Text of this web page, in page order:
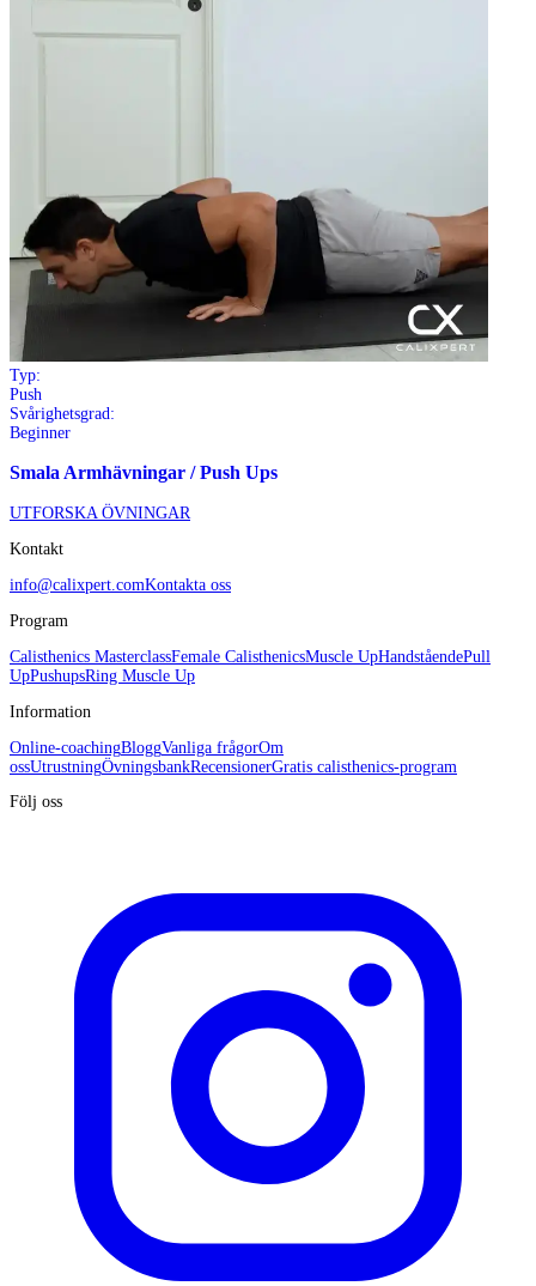
Typ:
Push
Svårighetsgrad:
Beginner
Smala Armhävningar / Push Ups
UTFORSKA ÖVNINGAR
Kontakt
info@calixpert.comKontakta oss
Program
Calisthenics MasterclassFemale CalisthenicsMuscle UpHandståendePull
UpPushupsRing Muscle Up
Information
Online-coachingBloggVanliga frågorOm
ossUtrustningÖvningsbankRecensionerGratis calisthenics-program
Följ oss